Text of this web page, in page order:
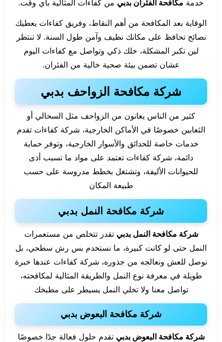
خدمة مكافحة الفئران بدبي من كفاءات المثالية بأي وقت.
الوقاية بعد المكافحة من أهم النقاط، وفريق كفاءات يعطيك
نصائح تحافظ على مكانك نظيف وآمن طول السنة. لا تنتظر
لين تكبر المشكلة، خلك ذكي وتواصل مع كفاءات اليوم
عشان تضمن بيئة صحية خالية من الفئران.
شركة مكافحة الزواحف بدبي
كثير من الناس يعانون من الزواحف مثل السحالي أو
الثعابين خصوصًا في الأماكن الخارجية، شركة كفاءات تقدم
خدمات خاصة للحدائق والأسوار الخارجية، وتوفر حماية
دائمة، شركة كفاءات تعتمد على مواد ما تسبب أذى
للحيوانات الأليفة، وتشتغل بخطط مدروسة على حسب
طبيعة المكان
شركة مكافحة النمل بدبي
شركة مكافحة النمل بدبي تقدر تتخلص من مستعمرات
النمل حتى لو كانت كبيرة، ما نستخدم بس رش سطحي، بل
نوصل للعش ونعالجه من جذوره، شركة كفاءات عندها خبرة
طويلة في معرفة نوع النمل والطريقة المثالية لمكافحته،
تواصل معنا ولا تخلي النمل يسيطر على مطبخك
شركة مكافحة البعوض بدبي
شركة مكافحة البعوض بدبي تقدم حلول فعالة جدًا خصوصًا